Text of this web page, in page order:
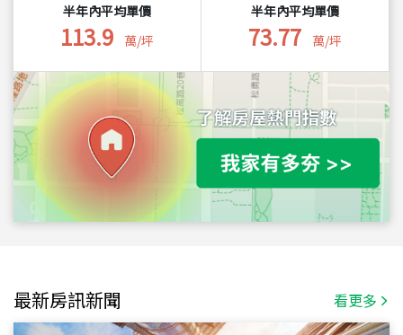
半年內平均單價
113.9 萬/坪
半年內平均單價
73.77 萬/坪
最新房訊新聞 看更多